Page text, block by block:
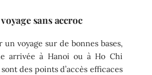
sans accroc
voyage sur de bonnes bases,
arrivée à Hanoi ou à Ho Chi
des points d’accès efficaces